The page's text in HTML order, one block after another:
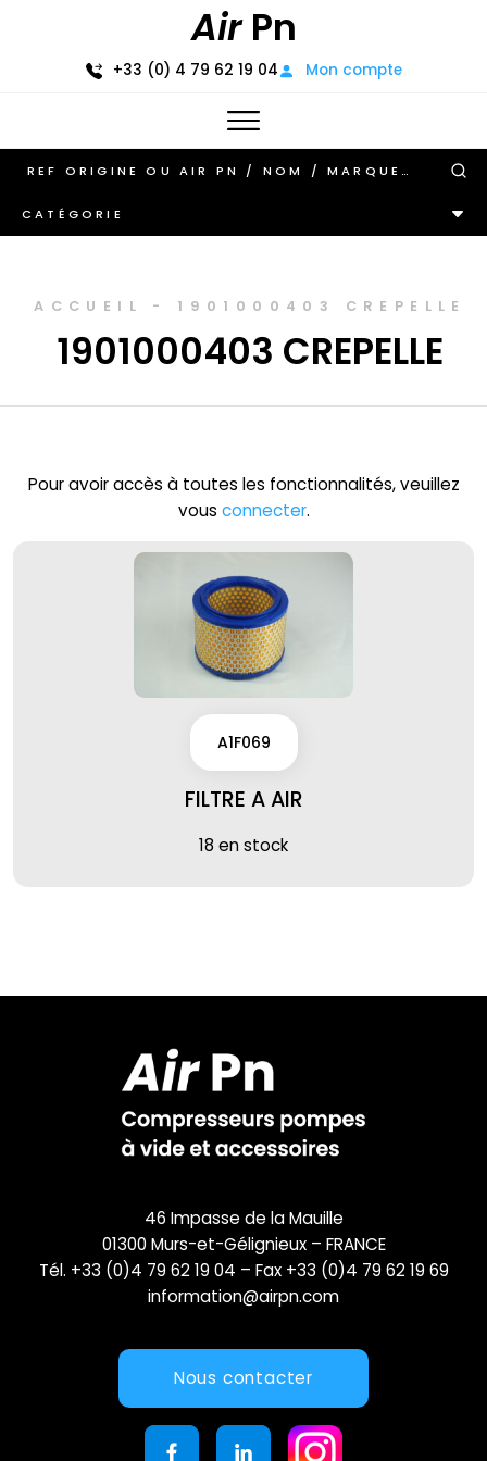
AirPn
+33 (0) 4 79 62 19 04 Mon compte
CATÉGORIE
ACCUEIL - 1901000403 CREPELLE
1901000403 CREPELLE
Pour avoir accès à toutes les fonctionnalités, veuillez
vous connecter.
A1F069
FILTRE A AIR
18 en stock
46 Impasse de la Mauille
01300 Murs-et-Gélignieux – FRANCE
Tél. +33 (0)4 79 62 19 04 – Fax +33 (0)4 79 62 19 69
information@airpn.com
Nous contacter